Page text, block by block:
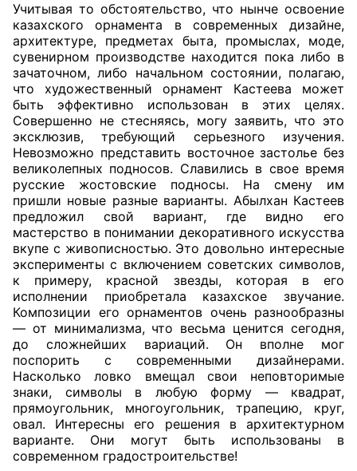
Учитывая то обстоятельство, что нынче освоение
казахского орнамента в современных дизайне,
архитектуре, предметах быта, промыслах, моде,
сувенирном производстве находится пока либо в
зачаточном, либо начальном состоянии, полагаю,
что художественный орнамент Кастеева может
быть эффективно использован в этих целях.
Совершенно не стесняясь, могу заявить, что это
эксклюзив, требующий серьезного изучения.
Невозможно представить восточное застолье без
великолепных подносов. Славились в свое время
русские жостовские подносы. На смену им
пришли новые разные варианты. Абылхан Кастеев
предложил свой вариант, где видно его
мастерство в понимании декоративного искусства
вкупе с живописностью. Это довольно интересные
эксперименты с включением советских символов,
к примеру, красной звезды, которая в его
исполнении приобретала казахское звучание.
Композиции его орнаментов очень разнообразны
— от минимализма, что весьма ценится сегодня,
до сложнейших вариаций. Он вполне мог
поспорить с современными дизайнерами.
Насколько ловко вмещал свои неповторимые
знаки, символы в любую форму — квадрат,
прямоугольник, многоугольник, трапецию, круг,
овал. Интересны его решения в архитектурном
варианте. Они могут быть использованы в
современном градостроительстве!